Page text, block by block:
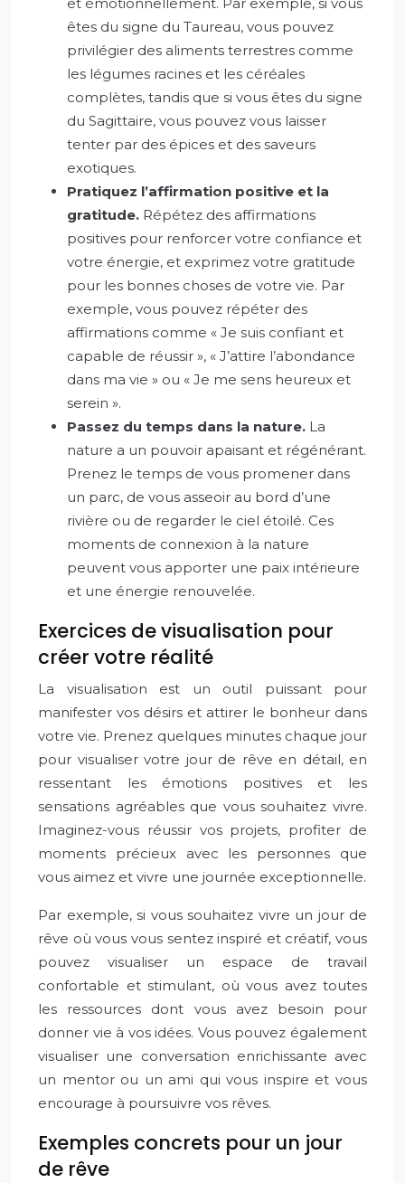
êtes du signe du Taureau, vous pouvez
privilégier des aliments terrestres comme
les légumes racines et les céréales
complètes, tandis que si vous êtes du signe
du Sagittaire, vous pouvez vous laisser
tenter par des épices et des saveurs
exotiques.
Pratiquez l’affirmation positive et la
gratitude. Répétez des affirmations
positives pour renforcer votre confiance et
votre énergie, et exprimez votre gratitude
pour les bonnes choses de votre vie. Par
exemple, vous pouvez répéter des
affirmations comme « Je suis confiant et
capable de réussir », « J’attire l’abondance
dans ma vie » ou « Je me sens heureux et
serein ».
Passez du temps dans la nature. La
nature a un pouvoir apaisant et régénérant.
Prenez le temps de vous promener dans
un parc, de vous asseoir au bord d’une
rivière ou de regarder le ciel étoilé. Ces
moments de connexion à la nature
peuvent vous apporter une paix intérieure
et une énergie renouvelée.
Exercices de visualisation pour
créer votre réalité
La visualisation est un outil puissant pour
manifester vos désirs et attirer le bonheur dans
votre vie. Prenez quelques minutes chaque jour
pour visualiser votre jour de rêve en détail, en
ressentant les émotions positives et les
sensations agréables que vous souhaitez vivre.
Imaginez-vous réussir vos projets, profiter de
moments précieux avec les personnes que
vous aimez et vivre une journée exceptionnelle.
Par exemple, si vous souhaitez vivre un jour de
rêve où vous vous sentez inspiré et créatif, vous
pouvez visualiser un espace de travail
confortable et stimulant, où vous avez toutes
les ressources dont vous avez besoin pour
donner vie à vos idées. Vous pouvez également
visualiser une conversation enrichissante avec
un mentor ou un ami qui vous inspire et vous
encourage à poursuivre vos rêves.
Exemples concrets pour un jour
de rêve